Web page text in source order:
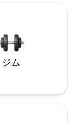
ジム